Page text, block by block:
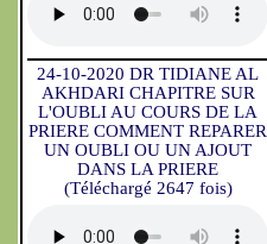
24-10-2020 DR TIDIANE AL
AKHDARI CHAPITRE SUR
L'OUBLI AU COURS DE LA
PRIERE COMMENT REPARER
UN OUBLI OU UN AJOUT
DANS LA PRIERE
(Téléchargé 2647 fois)